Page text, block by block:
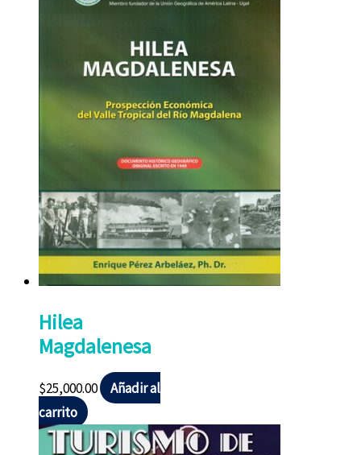
Hilea
Magdalenesa
$25,000.00
Añadir al
carrito